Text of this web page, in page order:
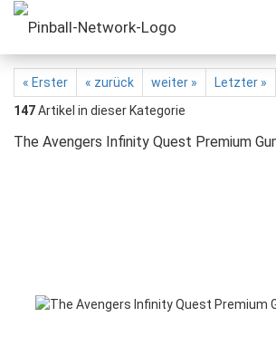
« Erster « zurück weiter »
Letzter »
147Artikel in dieser Kategorie
The Avengers Infinity Quest Premium